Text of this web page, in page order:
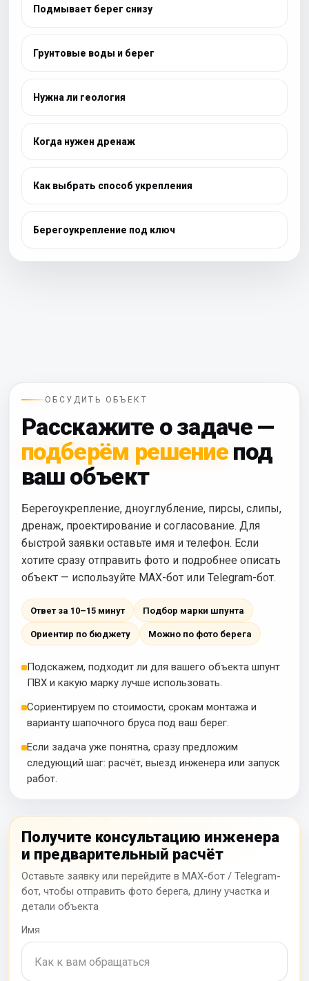
Подмывает берег снизу
Грунтовые воды и берег
Нужна ли геология
Когда нужен дренаж
Как выбрать способ укрепления
Берегоукрепление под ключ
ОБСУДИТЬ ОБЪЕКТ
Расскажите о задаче —
подберём решение под
ваш объект
Берегоукрепление, дноуглубление, пирсы, слипы,
дренаж, проектирование и согласование. Для
быстрой заявки оставьте имя и телефон. Если
хотите сразу отправить фото и подробнее описать
объект — используйте MAX-бот или Telegram-бот.
Ответ за 10–15 минут Подбор марки шпунта
Ориентир по бюджету Можно по фото берега
Подскажем, подходит ли для вашего объекта шпунт
ПВХ и какую марку лучше использовать.
Сориентируем по стоимости, срокам монтажа и
варианту шапочного бруса под ваш берег.
Если задача уже понятна, сразу предложим
следующий шаг: расчёт, выезд инженера или запуск
работ.
Получите консультацию инженера
и предварительный расчёт
Оставьте заявку или перейдите в MAX-бот / Telegram-
бот, чтобы отправить фото берега, длину участка и
детали объекта
Имя